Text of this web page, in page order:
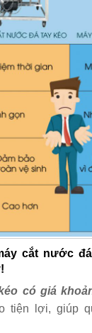
cắt nước
có giá
tiện lợi, giúp